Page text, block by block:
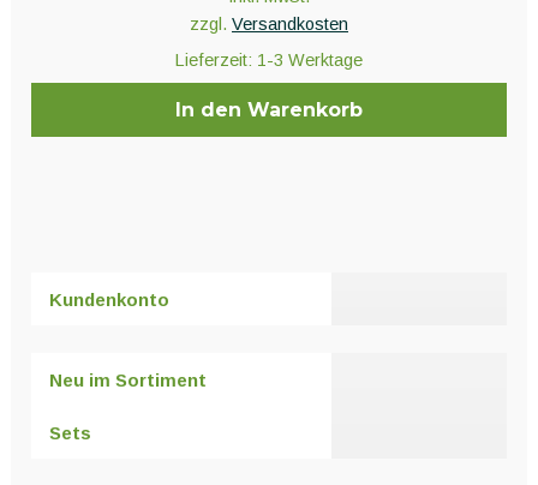
zzgl. Versandkosten
Lieferzeit: 1-3 Werktage
In den Warenkorb
Kundenkonto
Neu im Sortiment
Sets